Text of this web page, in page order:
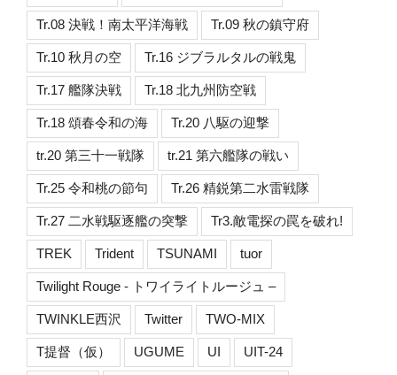
Tr.08 決戦！南太平洋海戦 Tr.09 秋の鎮守府
Tr.10 秋月の空 Tr.16 ジブラルタルの戦鬼
Tr.17 艦隊決戦 Tr.18 北九州防空戦
Tr.18 頌春令和の海 Tr.20 八駆の迎撃
tr.20 第三十一戦隊 tr.21 第六艦隊の戦い
Tr.25 令和桃の節句 Tr.26 精鋭第二水雷戦隊
Tr.27 二水戦駆逐艦の突撃 Tr3.敵電探の罠を破れ!
TREK Trident TSUNAMI tuor
Twilight Rouge - トワイライトルージュ –
TWINKLE西沢 Twitter TWO-MIX
T提督（仮） UGUME UI UIT-24